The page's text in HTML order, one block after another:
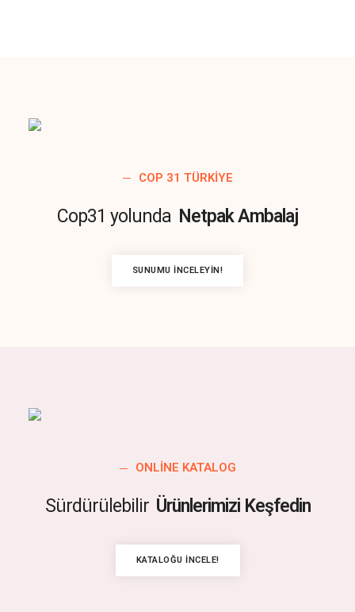
COP 31 TÜRKIYE
Cop31 yolunda Netpak Ambalaj
SUNUMU İNCELEYIN!
ONLINE KATALOG
Sürdürülebilir Ürünlerimizi Keşfedin
KATALOĞU İNCELE!